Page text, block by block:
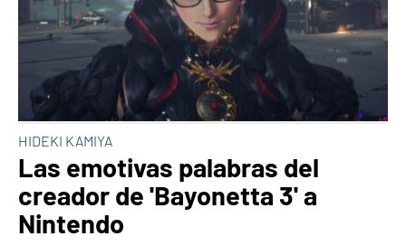
HIDEKI KAMIYA
Las emotivas palabras del
creador de 'Bayonetta 3' a
Nintendo